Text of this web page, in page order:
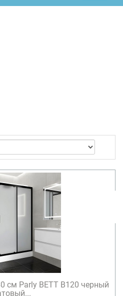
см Parly BETT B120 черный